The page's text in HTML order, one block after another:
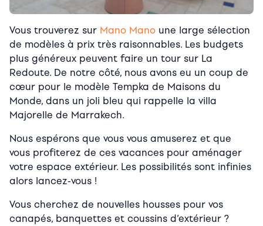
Vous trouverez sur Mano Mano une large sélection
de modèles à prix très raisonnables. Les budgets
plus généreux peuvent faire un tour sur La
Redoute. De notre côté, nous avons eu un coup de
cœur pour le modèle Tempka de Maisons du
Monde, dans un joli bleu qui rappelle la villa
Majorelle de Marrakech.
Nous espérons que vous vous amuserez et que
vous profiterez de ces vacances pour aménager
votre espace extérieur. Les possibilités sont infinies
alors lancez-vous !
Vous cherchez de nouvelles housses pour vos
canapés, banquettes et coussins d’extérieur ?